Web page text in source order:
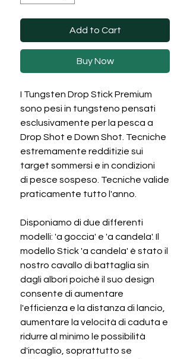
Add to Cart
Buy Now
I Tungsten Drop Stick Premium
sono pesi in tungsteno pensati
esclusivamente per la pesca a
Drop Shot e Down Shot. Tecniche
estremamente redditizie sui
target sommersi e in condizioni
di pesce sospeso. Tecniche valide
praticamente tutto l'anno.
Disponiamo di due differenti
modelli: 'a goccia' e 'a candela'. Il
modello Stick 'a candela' è stato il
nostro cavallo di battaglia sin
dagli albori poiché il suo design
consente di aumentare
l'efficienza e la distanza di lancio,
aumentare la velocità di caduta e
ridurre al minimo le possibilità
d'incaglio, soprattutto se